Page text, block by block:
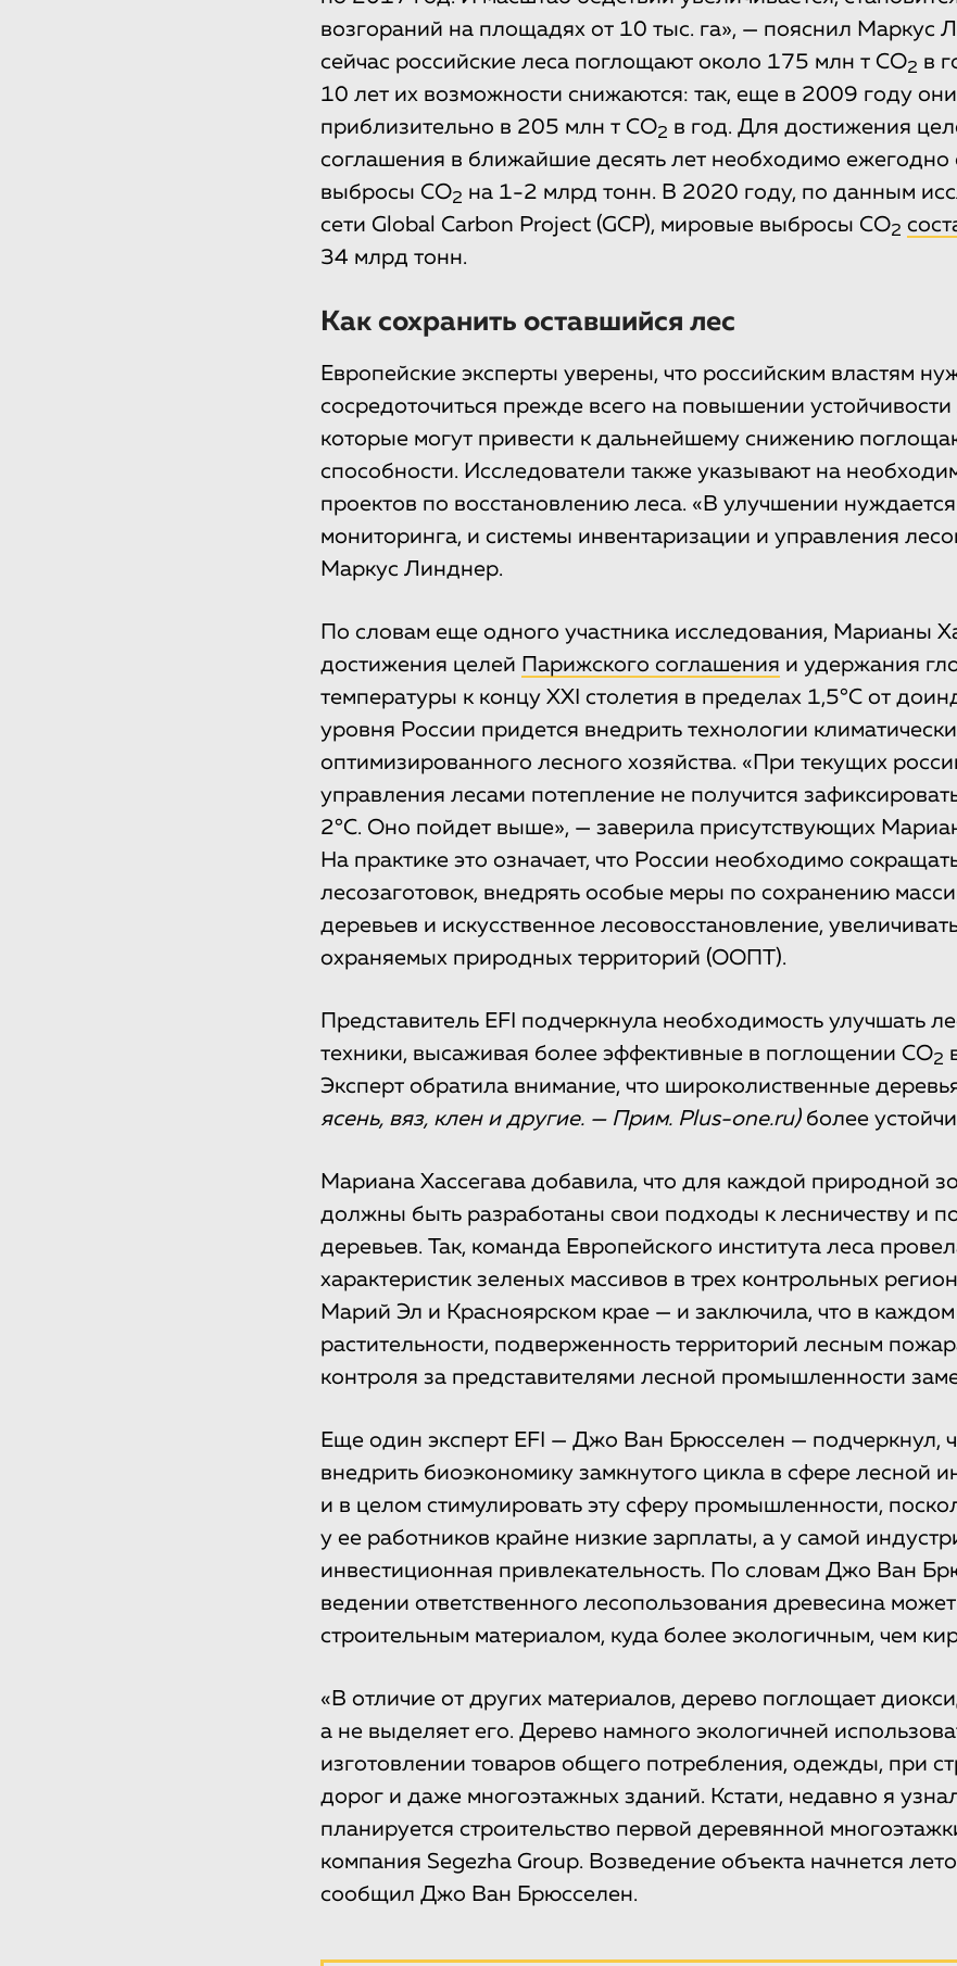
возгораний на площадях от 10 тыс. га», — пояснил Маркус
сейчас российские леса поглощают около 175 млн т CO2 в
10 лет их возможности снижаются: так, еще в 2009 году
приблизительно в 205 млн т CO2 в год. Для достижения
соглашения в ближайшие десять лет необходимо ежегодно
выбросы CO2 на 1-2 млрд тонн. В 2020 году, по данным
сети Global Carbon Project (GCP), мировые выбросы СО2
34 млрд тонн.
Как сохранить оставшийся лес
Европейские эксперты уверены, что российским властям
сосредоточиться прежде всего на повышении
которые могут привести к дальнейшему снижению
способности. Исследователи также указывают на
проектов по восстановлению леса. «В улучшении
мониторинга, и системы инвентаризации и управления
Маркус Линднер.
По словам еще одного участника исследования, Марианы
достижения целей Парижского соглашения и удержания
температуры к концу XXI столетия в пределах 1,5°C от
уровня России придется внедрить технологии климатически
оптимизированного лесного хозяйства. «При текущих
управления лесами потепление не получится
2°C. Оно пойдет выше», — заверила присутствующих
На практике это означает, что России необходимо
лесозаготовок, внедрять особые меры по сохранению
деревьев и искусственное лесовосстановление,
охраняемых природных территорий (ООПТ).
Представитель EFI подчеркнула необходимость улучшать
техники, высаживая более эффективные в поглощении CO2
Эксперт обратила внимание, что широколиственные
ясень, вяз, клен и другие. — Прим. Plus-one.ru)более
Мариана Хассегава добавила, что для каждой природной
должны быть разработаны свои подходы к лесничеству и
деревьев. Так, команда Европейского института леса
характеристик зеленых массивов в трех контрольных
Марий Эл и Красноярском крае — и заключила, что в каждом
растительности, подверженность территорий лесным
контроля за представителями лесной промышленности
Еще один эксперт EFI — Джо Ван Брюсселен — подчеркнул,
внедрить биоэкономику замкнутого цикла в сфере лесной
и в целом стимулировать эту сферу промышленности,
у ее работников крайне низкие зарплаты, а у самой
инвестиционная привлекательность. По словам Джо Ван
ведении ответственного лесопользования древесина
строительным материалом, куда более экологичным, чем
«В отличие от других материалов, дерево поглощает
а не выделяет его. Дерево намного экологичней
изготовлении товаров общего потребления, одежды, при
дорог и даже многоэтажных зданий. Кстати, недавно я
планируется строительство первой деревянной
компания Segezha Group. Возведение объекта начнется
сообщил Джо Ван Брюсселен.